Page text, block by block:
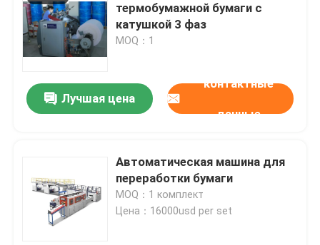
Продукты
термобумажной бумаги с
катушкой 3 фаз
MOQ：1
Лучшая цена
контактные
данные
Автоматическая машина для
переработки бумаги
MOQ：1 комплект
Цена：16000usd per set